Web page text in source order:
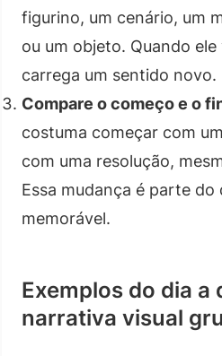
figurino, um cenário, um
ou um objeto. Quando
carrega um sentido novo.
Compare o começo e o
costuma começar com
com uma resolução,
Essa mudança é parte
memorável.
Exemplos do dia a
narrativa visual